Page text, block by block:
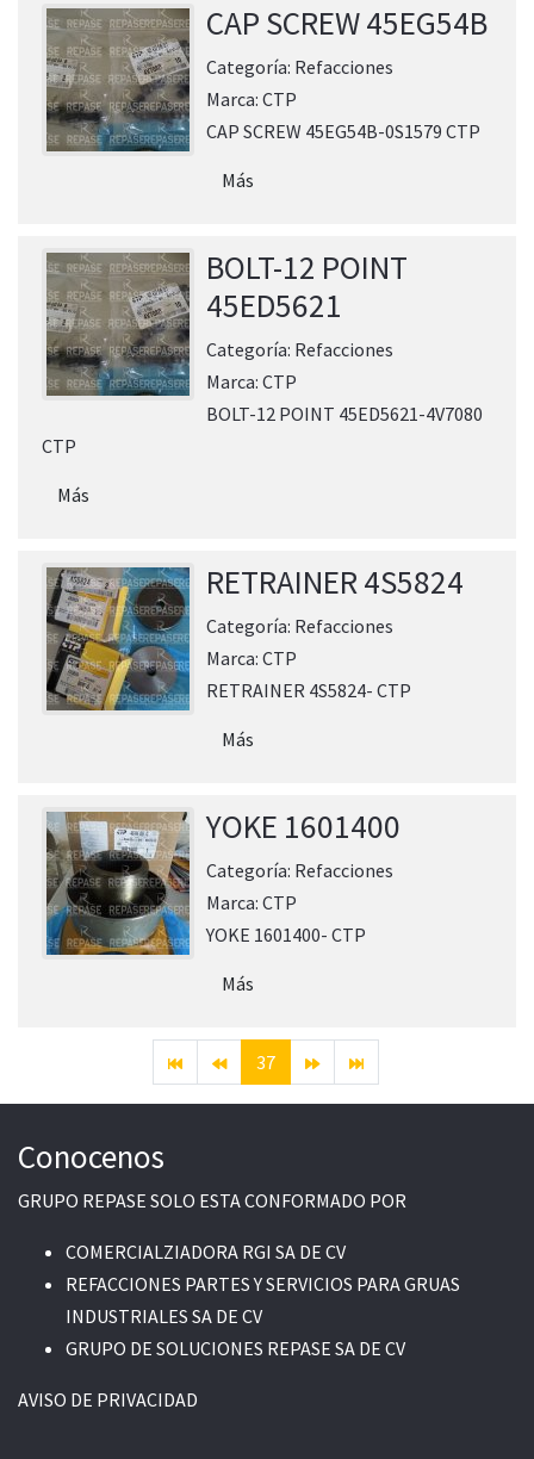
CAP SCREW 45EG54B
Categoría: Refacciones
Marca: CTP
CAP SCREW 45EG54B-0S1579 CTP
Más
BOLT-12 POINT
45ED5621
Categoría: Refacciones
Marca: CTP
BOLT-12 POINT 45ED5621-4V7080
CTP
Más
RETRAINER 4S5824
Categoría: Refacciones
Marca: CTP
RETRAINER 4S5824- CTP
Más
YOKE 1601400
Categoría: Refacciones
Marca: CTP
YOKE 1601400- CTP
Más
37
Conocenos
GRUPO REPASE SOLO ESTA CONFORMADO POR
COMERCIALZIADORA RGI SA DE CV
REFACCIONES PARTES Y SERVICIOS PARA GRUAS
INDUSTRIALES SA DE CV
GRUPO DE SOLUCIONES REPASE SA DE CV
AVISO DE PRIVACIDAD